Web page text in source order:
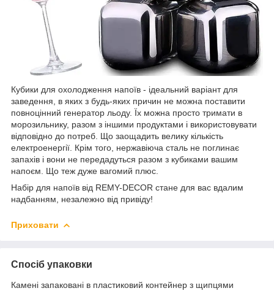
Кубики для охолодження напоїв - ідеальний варіант для
заведення, в яких з будь-яких причин не можна поставити
повноцінний генератор льоду. Їх можна просто тримати в
морозильнику, разом з іншими продуктами і використовувати
відповідно до потреб. Що заощадить велику кількість
електроенергії. Крім того, нержавіюча сталь не поглинає
запахів і вони не передадуться разом з кубиками вашим
напоєм. Що теж дуже вагомий плюс.
Набір для напоїв від REMY-DECOR стане для вас вдалим
надбанням, незалежно від привіду!
Приховати
Спосіб упаковки
Камені запаковані в пластиковий контейнер з щипцями